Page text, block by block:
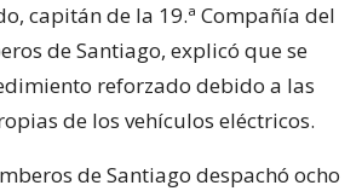
capitán de la 19.ª Compañía del
de Santiago, explicó que se
reforzado debido a las
de los vehículos eléctricos.
de Santiago despachó ocho